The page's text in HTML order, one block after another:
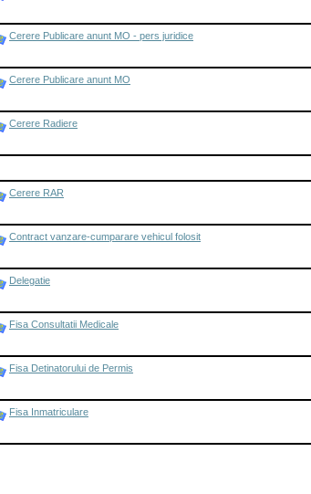
Cerere Publicare anunt MO - pers juridice
Cerere Publicare anunt MO
Cerere Radiere
Cerere RAR
Contract vanzare-cumparare vehicul folosit
Delegatie
Fisa Consultatii Medicale
Fisa Detinatorului de Permis
Fisa Inmatriculare